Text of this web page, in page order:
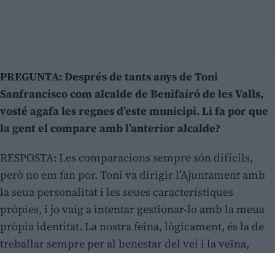
PREGUNTA: Després de tants anys de Toni
Sanfrancisco com alcalde de Benifairó de les Valls,
vosté agafa les regnes d’este municipi. Li fa por que
la gent el compare amb l’anterior alcalde?
RESPOSTA: Les comparacions sempre són difícils,
però no em fan por. Toni va dirigir l’Ajuntament amb
la seua personalitat i les seues característiques
pròpies, i jo vaig a intentar gestionar-lo amb la meua
pròpia identitat. La nostra feina, lògicament, és la de
treballar sempre per al benestar del veí i la veïna,